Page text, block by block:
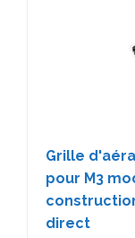
Grille
pour M3
direct